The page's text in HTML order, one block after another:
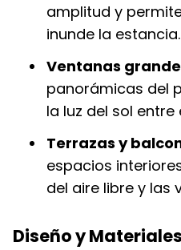
amplitud y
inunde la estancia.
Ventanas
panorámicas del
la luz del sol entre
Terrazas y
espacios
del aire libre y las
Diseño y